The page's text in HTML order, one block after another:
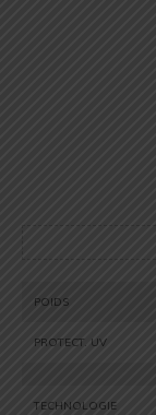
POIDS
PROTECT. UV
TECHNOLOGIE